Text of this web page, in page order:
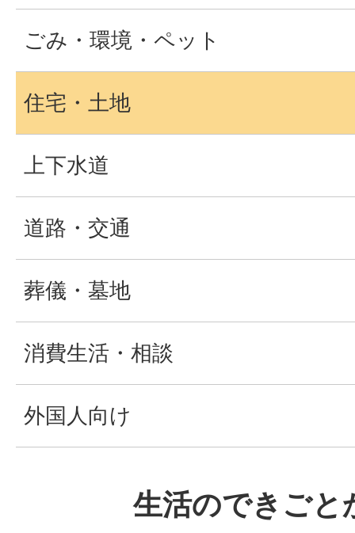
ごみ・環境・ペット
住宅・土地
上下水道
道路・交通
葬儀・墓地
消費生活・相談
外国人向け
生活のできごと